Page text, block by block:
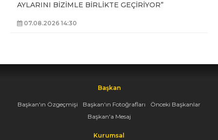
AYLARINI BİZİMLE BİRLİKTE GEÇİRİYOR”
07.08.2026 14:30
Başkan
Başkan'ın Özgeçmişi Başkan'ın Fotoğrafları
Önceki Başkanlar
Başkan'a Mesaj
Kurumsal